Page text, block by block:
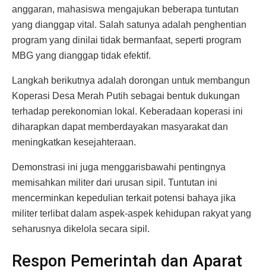
anggaran, mahasiswa mengajukan beberapa tuntutan
yang dianggap vital. Salah satunya adalah penghentian
program yang dinilai tidak bermanfaat, seperti program
MBG yang dianggap tidak efektif.
Langkah berikutnya adalah dorongan untuk membangun
Koperasi Desa Merah Putih sebagai bentuk dukungan
terhadap perekonomian lokal. Keberadaan koperasi ini
diharapkan dapat memberdayakan masyarakat dan
meningkatkan kesejahteraan.
Demonstrasi ini juga menggarisbawahi pentingnya
memisahkan militer dari urusan sipil. Tuntutan ini
mencerminkan kepedulian terkait potensi bahaya jika
militer terlibat dalam aspek-aspek kehidupan rakyat yang
seharusnya dikelola secara sipil.
Respon Pemerintah dan Aparat